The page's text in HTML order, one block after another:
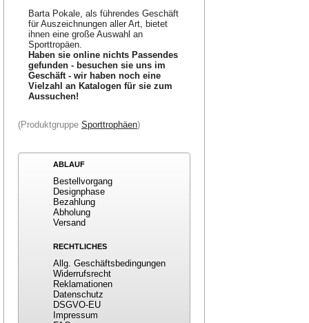
Barta Pokale, als führendes Geschäft
für Auszeichnungen aller Art, bietet
ihnen eine große Auswahl an
Sporttropäen.
Haben sie online nichts Passendes
gefunden - besuchen sie uns im
Geschäft - wir haben noch eine
Vielzahl an Katalogen für sie zum
Aussuchen!
(Produktgruppe Sporttrophäen)
ABLAUF
Bestellvorgang
Designphase
Bezahlung
Abholung
Versand
RECHTLICHES
Allg. Geschäftsbedingungen
Widerrufsrecht
Reklamationen
Datenschutz
DSGVO-EU
Impressum